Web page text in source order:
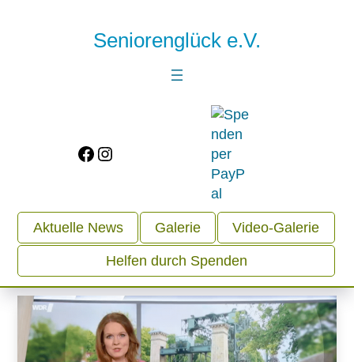
Seniorenglück e.V.
Facebook
Instagram
Aktuelle News Galerie Video-Galerie
Helfen durch Spenden